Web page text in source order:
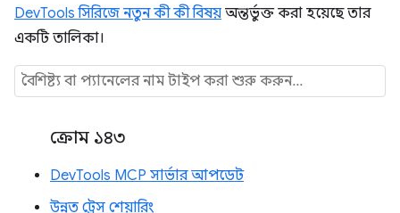
DevTools সিরিজে নতুন কী কী বিষয় অন্তর্ভুক্ত করা হয়েছে তার
একটি তালিকা।
ক্রোম ১৪৩
DevTools MCP সার্ভার আপডেট
উন্নত ট্রেস শেয়ারিং